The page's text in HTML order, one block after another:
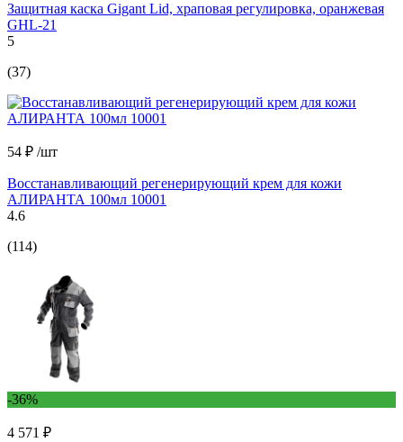
Защитная каска Gigant Lid, храповая регулировка, оранжевая
GHL-21
5
(37)
54 ₽ /шт
Восстанавливающий регенерирующий крем для кожи
АЛИРАНТА 100мл 10001
4.6
(114)
-36%
4 571 ₽